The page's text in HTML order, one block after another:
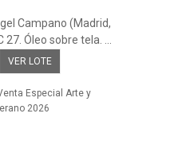
Campano (Madrid,
27. Óleo sobre tela. ...
VER LOTE
Especial Arte y
2026